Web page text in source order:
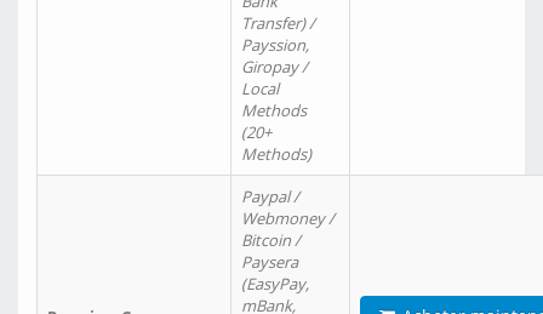
Transfer) /
Payssion,
Giropay /
Local
Methods
(20+
Methods)
Paypal /
Webmoney /
Bitcoin /
Paysera
(EasyPay,
mBank,